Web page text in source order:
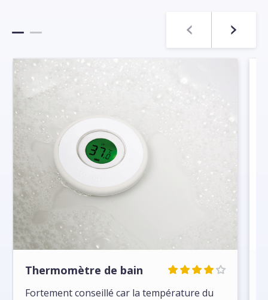
Thermomètre de bain
Fortement conseillé car la température du